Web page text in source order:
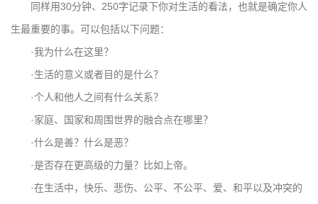
同样用30分钟、250字记录下你对生活的看法，也就是确定你人
生最重要的事。可以包括以下问题：
·我为什么在这里？
·生活的意义或者目的是什么？
·个人和他人之间有什么关系？
·家庭、国家和周围世界的融合点在哪里？
·什么是善？什么是恶？
·是否存在更高级的力量？比如上帝。
·在生活中，快乐、悲伤、公平、不公平、爱、和平以及冲突的